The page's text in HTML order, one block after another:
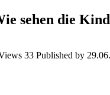
sehen die
33 Published by